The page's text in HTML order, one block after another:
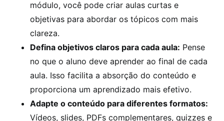
módulo, você pode criar aulas curtas e
objetivas para abordar os tópicos com mais
clareza.
Defina objetivos claros para cada aula: Pense
no que o aluno deve aprender ao final de cada
aula. Isso facilita a absorção do conteúdo e
proporciona um aprendizado mais efetivo.
Adapte o conteúdo para diferentes formatos:
Vídeos, slides, PDFs complementares, quizzes e